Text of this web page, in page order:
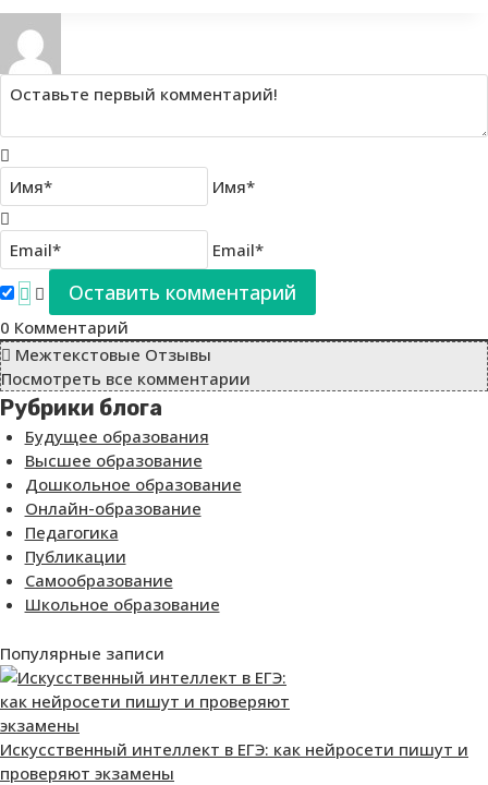
Имя*
Email*
0 Комментарий
Межтекстовые Отзывы
Посмотреть все комментарии
Рубрики блога
Будущее образования
Высшее образование
Дошкольное образование
Онлайн-образование
Педагогика
Публикации
Самообразование
Школьное образование
Популярные записи
Искусственный интеллект в ЕГЭ: как нейросети пишут и
проверяют экзамены